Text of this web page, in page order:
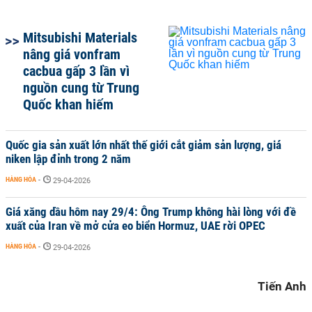
Mitsubishi Materials
nâng giá vonfram
cacbua gấp 3 lần vì
nguồn cung từ Trung
Quốc khan hiếm
Quốc gia sản xuất lớn nhất thế giới cắt giảm sản lượng, giá
niken lập đỉnh trong 2 năm
HÀNG HÓA - 29-04-2026
Giá xăng dầu hôm nay 29/4: Ông Trump không hài lòng với đề
xuất của Iran về mở cửa eo biển Hormuz, UAE rời OPEC
HÀNG HÓA - 29-04-2026
Tiến Anh